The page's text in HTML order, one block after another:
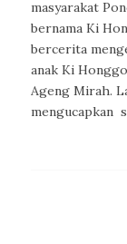
masyarakat
bernama Ki
bercerita
anak Ki
Ageng Mirah.
mengucapkan